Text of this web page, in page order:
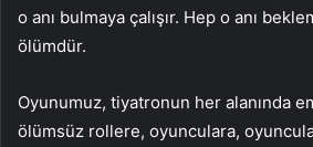
o anı bulmaya çalışır. Hep o anı
ölümdür.
Oyunumuz, tiyatronun her alanında
ölümsüz rollere, oyunculara,